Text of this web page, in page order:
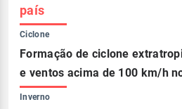
país
Ciclone
Formação de ciclone
e ventos acima de 100 km/h
Inverno